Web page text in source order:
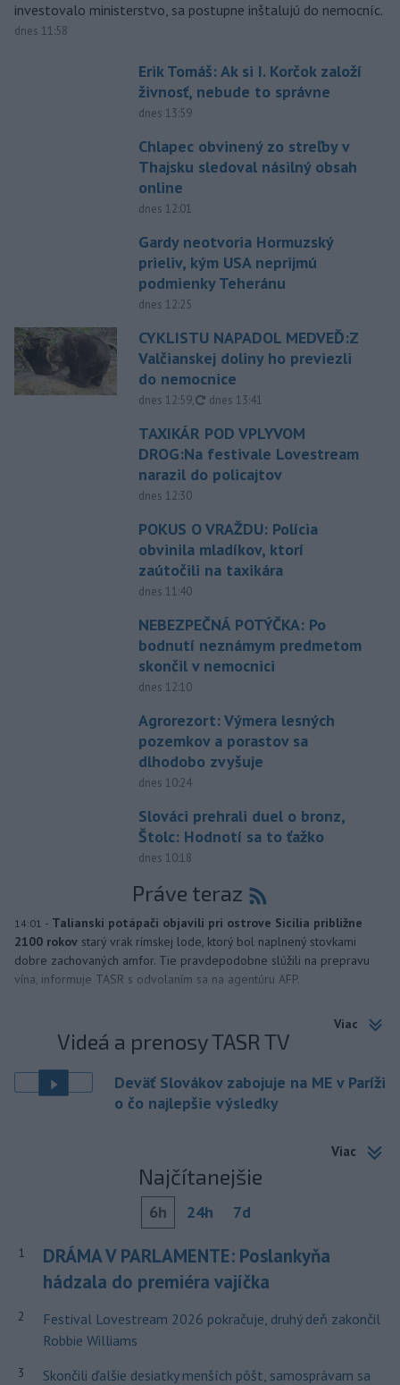
investovalo ministerstvo, sa postupne inštalujú do nemocníc.
dnes 11:58
Erik Tomáš: Ak si I. Korčok založí
živnosť, nebude to správne
dnes 13:59
Chlapec obvinený zo streľby v
Thajsku sledoval násilný obsah
online
dnes 12:01
Gardy neotvoria Hormuzský
prieliv, kým USA neprijmú
podmienky Teheránu
dnes 12:25
CYKLISTU NAPADOL MEDVEĎ:Z
Valčianskej doliny ho previezli
do nemocnice
dnes 12:59, aktualizované
dnes 13:41
TAXIKÁR POD VPLYVOM
DROG:Na festivale Lovestream
narazil do policajtov
dnes 12:30
POKUS O VRAŽDU: Polícia
obvinila mladíkov, ktorí
zaútočili na taxikára
dnes 11:40
NEBEZPEČNÁ POTÝČKA: Po
bodnutí neznámym predmetom
skončil v nemocnici
dnes 12:10
Agrorezort: Výmera lesných
pozemkov a porastov sa
dlhodobo zvyšuje
dnes 10:24
Slováci prehrali duel o bronz,
Štolc: Hodnotí sa to ťažko
dnes 10:18
Práve teraz
14:01 - Talianski potápači objavili pri ostrove Sicília približne
2100 rokov starý vrak rímskej lode, ktorý bol naplnený stovkami
dobre zachovaných amfor. Tie pravdepodobne slúžili na prepravu
vína, informuje TASR s odvolaním sa na agentúru AFP.
Viac
Videá a prenosy TASR TV
Deväť Slovákov zabojuje na ME v Paríži
o čo najlepšie výsledky
Viac
Najčítanejšie
6h 24h 7d
1
DRÁMA V PARLAMENTE: Poslankyňa
hádzala do premiéra vajíčka
2
Festival Lovestream 2026 pokračuje, druhý deň zakončil
Robbie Williams
3
Skončili ďalšie desiatky menších pôšt, samosprávam sa